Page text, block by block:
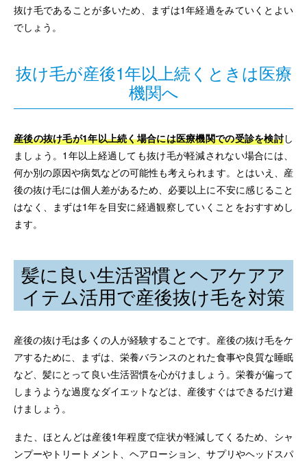
抜け毛であることが多いため、まずは1年経過をみていくとよい
でしょう。
抜け毛が産後1年以上続くときは医療
機関へ
産後の抜け毛が1年以上続く場合には医療機関での受診を検討し
ましょう。1年以上経過しても抜け毛が軽減されない場合には、
何か別の原因や病気などの可能性も考えられます。とはいえ、産
後の抜け毛には個人差があるため、必要以上に不安に感じること
はなく、まずは1年を目安に経過観察していくことをおすすめし
ます。
髪に良い生活習慣とヘアケアア
イテム活用で産後抜け毛を対策
産後の抜け毛は多くの人が経験することです。産後の抜け毛をケ
アするために、まずは、栄養バランスのとれた食事や良質な睡眠
など、髪にとって良い生活習慣を心がけましょう。栄養が偏って
しまうような過度なダイエットなどは、産後すぐはできるだけ避
けましょう。
また、ほとんどは産後1年程度で症状が軽減してくるため、シャ
ンプーやトリートメント、ヘアローション、サプリやヘッドスパ